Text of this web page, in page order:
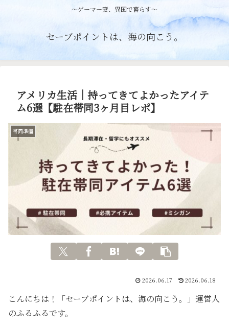
〜ゲーマー妻、異国で暮らす〜
セーブポイントは、海の向こう。
アメリカ生活｜持ってきてよかったアイテ
ム6選【駐在帯同3ヶ月目レポ】
帯同準備
2026.06.17 2026.06.18
こんにちは！「セーブポイントは、海の向こう。」運営人
のふるふるです。